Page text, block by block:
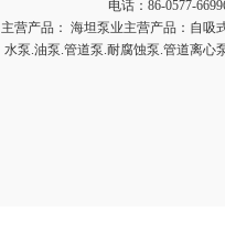
电话：86-0577-
主营产品： 海坦泵业主营产品：自吸
水泵.油泵.管道泵.耐腐蚀泵.管道离心